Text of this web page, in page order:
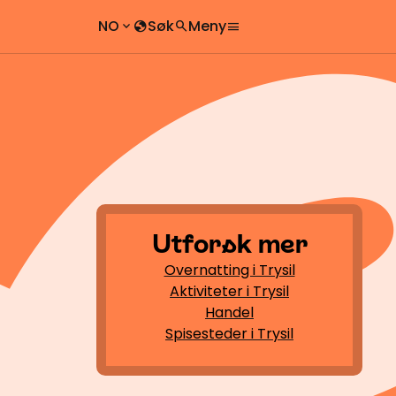
NO keyboard_arrow_down globeSøksearchMenymenu
chevron_right
Utforsk mer
Overnatting i Trysil
Aktiviteter i Trysil
Handel
Spisesteder i Trysil